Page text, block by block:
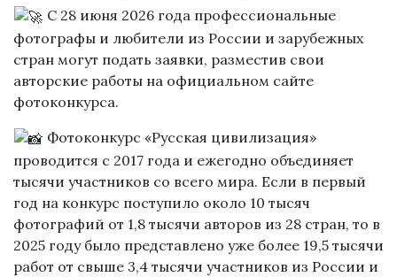
С 28 июня 2026 года профессиональные
фотографы и любители из России и зарубежных
стран могут подать заявки, разместив свои
авторские работы на официальном сайте
фотоконкурса.
Фотоконкурс «Русская цивилизация»
проводится с 2017 года и ежегодно объединяет
тысячи участников со всего мира. Если в первый
год на конкурс поступило около 10 тысяч
фотографий от 1,8 тысячи авторов из 28 стран, то в
2025 году было представлено уже более 19,5 тысячи
работ от свыше 3,4 тысячи участников из России и